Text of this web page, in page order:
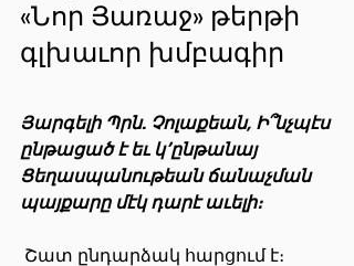
«Նոր Յառաջ» թերթի
գլխաւոր խմբագիր
Յարգելի Պրն. Չոլաքեան, Ի՞նչպէս
ընթացած է եւ կ՚ընթանայ
Ցեղասպանութեան ճանաչման
պայքարը մէկ դարէ աւելի։